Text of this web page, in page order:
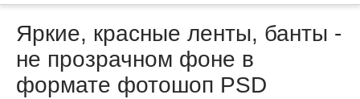
Яркие, красные ленты, банты -
не прозрачном фоне в
формате фотошоп PSD